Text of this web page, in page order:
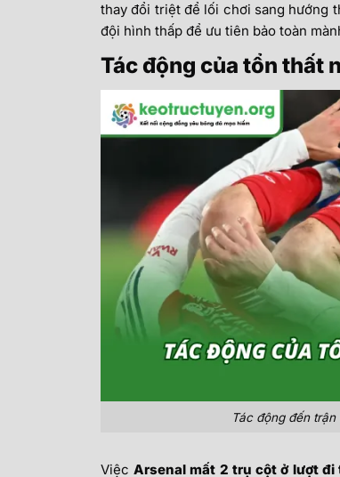
thay đổi triệt để lối chơi sang hướng
đội hình thấp để ưu tiên bảo toàn
Tác động của tổn thất
Tác động đến
ViệcArsenal mất 2 trụ cột ở lượt đi